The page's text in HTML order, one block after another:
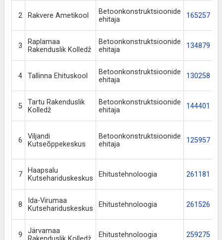
2 Rakvere Ametikool
Betoonkonstruktsioonide
ehitaja
165257
3
Raplamaa
Rakenduslik Kolledž
Betoonkonstruktsioonide
ehitaja
134879
4 Tallinna Ehituskool
Betoonkonstruktsioonide
ehitaja
130258
5
Tartu Rakenduslik
Kolledž
Betoonkonstruktsioonide
ehitaja
144401
6
Viljandi
Kutseõppekeskus
Betoonkonstruktsioonide
ehitaja
125957
7
Haapsalu
Kutsehariduskeskus
Ehitustehnoloogia 261181
8
Ida-Virumaa
Kutsehariduskeskus
Ehitustehnoloogia 261526
9
Järvamaa
Ehitustehnoloogia 259275